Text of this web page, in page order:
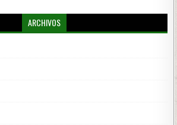
ARCHIVOS